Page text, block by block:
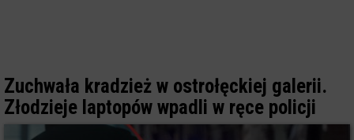
Zuchwała kradzież w ostrołęckiej galerii.
Złodzieje laptopów wpadli w ręce policji